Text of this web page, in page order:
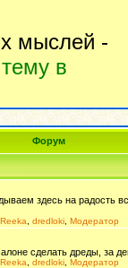
мыслей -
в
Форум
здесь на радость
dredloki Модератор
сделать дреды, за
dredloki Модератор